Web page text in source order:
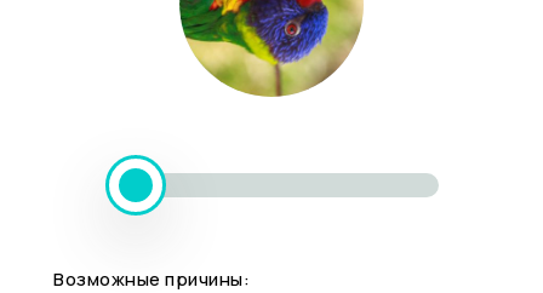
Возможные причины: